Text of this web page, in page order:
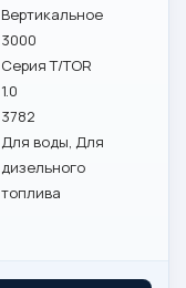
Вертикальное
3000
Серия T/TOR
1.0
3782
Для воды, Для
дизельного
топлива